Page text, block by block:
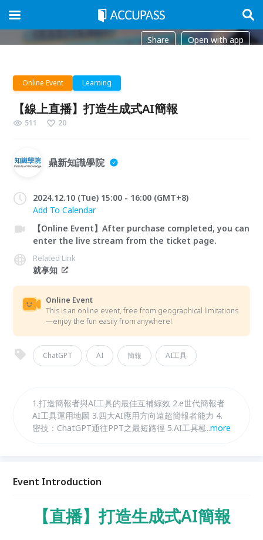
Share Open with app
Online Event Learning
【線上直播】打造生成式AI簡報
511 20
鼎新知識學院
2024.12.10 (Tue) 15:00 - 16:00 (GMT+8)
Add To Calendar
【Online Event】After purchase completed, you can
enter the live stream from the ticket page.
Related Link
就享知
Online Event
This is an online event, free from geographical limitations
—enjoy the fun easily from anywhere!
ChatGPT AI 簡報 AI工具
1.打造簡報者與AI工具的最佳互補綜效 2.e世代簡報者
AI工具運用地圖 3.四大AI應用方向遠超簡報者能力 4.
密技：ChatGPT通往PPT之最短路徑 5.AI工具極限運
...more
Event Introduction
【直播】打造生成式AI簡報